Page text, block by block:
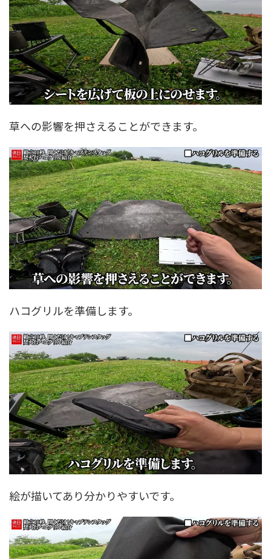
草への影響を押さえることができます。
ハコグリルを準備します。
絵が描いてあり分かりやすいです。